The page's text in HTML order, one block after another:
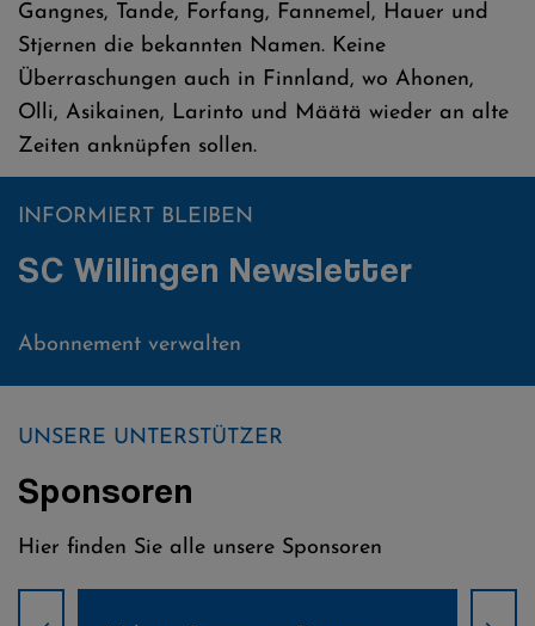
Gangnes, Tande, Forfang, Fannemel, Hauer und
Stjernen die bekannten Namen. Keine
Überraschungen auch in Finnland, wo Ahonen,
Olli, Asikainen, Larinto und Määtä wieder an alte
Zeiten anknüpfen sollen.
INFORMIERT BLEIBEN
SC Willingen Newsletter
Abonnement verwalten
UNSERE UNTERSTÜTZER
Sponsoren
Hier finden Sie alle unsere Sponsoren